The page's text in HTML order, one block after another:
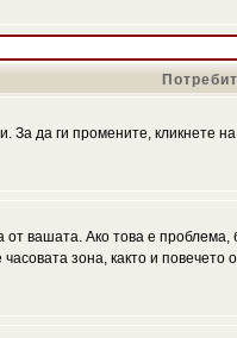
За да ги промените, кликнете
вашата. Ако това е
зона, както и повечето